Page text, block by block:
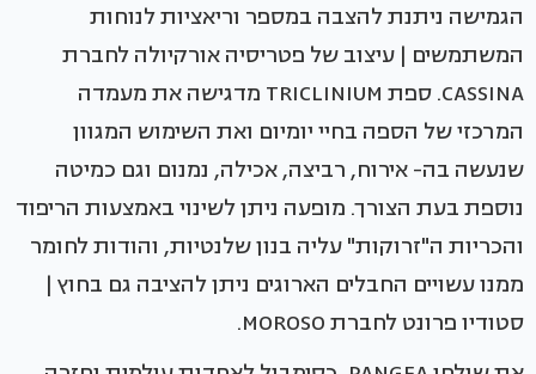
הגמישה ניתנת להצבה במספר וריאציות לנוחות
המשתמשים | עיצוב של פטריסיה אורקיולה לחברת
CASSINA. ספת TRICLINIUM מדגישה את מעמדה
המרכזי של הספה בחיי יומיום ואת השימוש המגוון
שנעשה בה- אירוח, רביצה, אכילה, נמנום וגם כמיטה
נוספת בעת הצורך. מופעה ניתן לשינוי באמצעות הריפוד
והכריות ה"זרוקות" עליה בנון שלנטיות, והודות לחומר
ממנו עשויים החבלים הארוגים ניתן להציבה גם בחוץ |
סטודיו פרונט לחברת MOROSO.